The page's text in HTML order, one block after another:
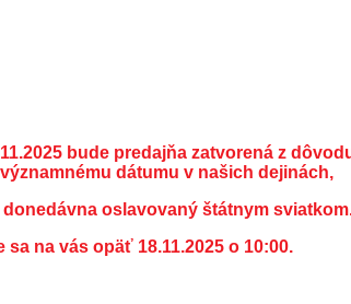
bude predajňa zatvorená z
dátumu v našich dejinách,
donedávna oslavovaný štátnym
sa na vás opäť 18.11.2025 o 10:00.